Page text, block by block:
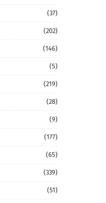
(37)
(202)
(146)
(5)
(219)
(28)
(9)
(177)
(65)
(339)
(51)